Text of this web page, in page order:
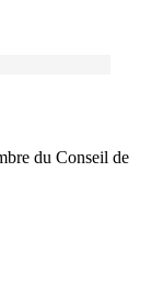
du Conseil de